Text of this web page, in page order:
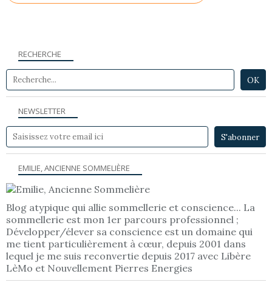
NEWSLETTER
RECHERCHE
EMILIE, ANCIENNE SOMMELIÈRE
Blog atypique qui allie sommellerie et conscience... La
sommellerie est mon 1er parcours professionnel ;
Développer/élever sa conscience est un domaine qui
me tient particulièrement à cœur, depuis 2001 dans
lequel je me suis reconvertie depuis 2017 avec Libère
LèMo et Nouvellement Pierres Energies